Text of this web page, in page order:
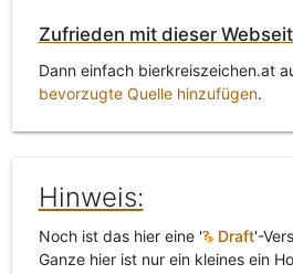
Zufrieden mit dieser
Dann einfach bierkreiszeichen.at
bevorzugte Quelle hinzufügen.
Hinweis:
Noch ist das hier eine ' Draft'-
Ganze hier ist nur ein kleines ein